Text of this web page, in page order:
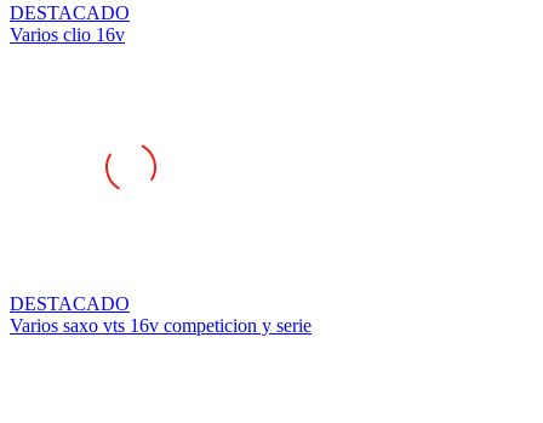
DESTACADO
Varios clio 16v
DESTACADO
Varios saxo vts 16v competicion y serie